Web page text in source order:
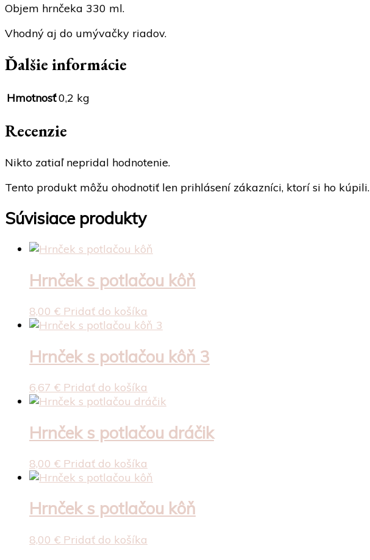
Objem hrnčeka 330 ml.
Vhodný aj do umývačky riadov.
Ďalšie informácie
Hmotnosť0,2 kg
Recenzie
Nikto zatiaľ nepridal hodnotenie.
Tento produkt môžu ohodnotiť len prihlásení zákazníci, ktorí si ho kúpili.
Súvisiace produkty
Hrnček s potlačou kôň
8,00 € Pridať do košíka
Hrnček s potlačou kôň 3
6,67 € Pridať do košíka
Hrnček s potlačou dráčik
8,00 € Pridať do košíka
Hrnček s potlačou kôň
8,00 € Pridať do košíka